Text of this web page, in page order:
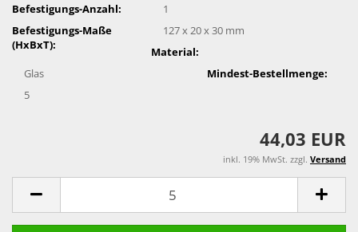
Befestigungs-Anzahl:
1
Befestigungs-Maße
(HxBxT):
127 x 20 x 30 mm
Material:
Glas
Mindest-Bestellmenge:
5
44,03 EUR
inkl. 19% MwSt. zzgl. Versand